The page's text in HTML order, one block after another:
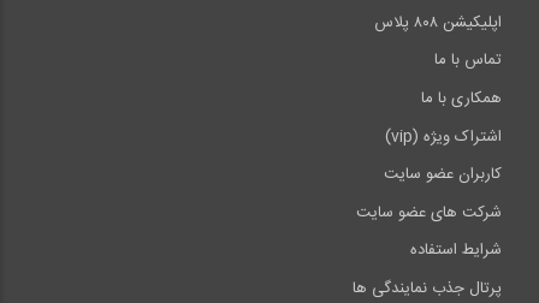
اپلیکیشن ۸۰۸ پلاس
تماس با ما
همکاری با ما
اشتراک ویژه (vip)
کاربران عضو سایت
شرکت های عضو سایت
شرایط استفاده
پرتال جذب نمایندگی ها